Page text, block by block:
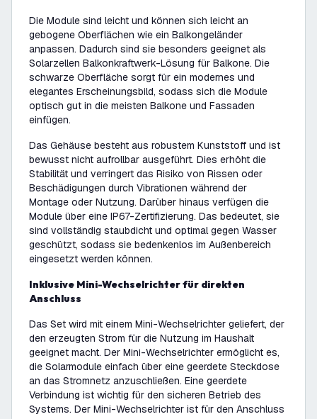
Die Module sind leicht und können sich leicht an
gebogene Oberflächen wie ein Balkongeländer
anpassen. Dadurch sind sie besonders geeignet als
Solarzellen Balkonkraftwerk-Lösung für Balkone. Die
schwarze Oberfläche sorgt für ein modernes und
elegantes Erscheinungsbild, sodass sich die Module
optisch gut in die meisten Balkone und Fassaden
einfügen.
Das Gehäuse besteht aus robustem Kunststoff und ist
bewusst nicht aufrollbar ausgeführt. Dies erhöht die
Stabilität und verringert das Risiko von Rissen oder
Beschädigungen durch Vibrationen während der
Montage oder Nutzung. Darüber hinaus verfügen die
Module über eine IP67-Zertifizierung. Das bedeutet, sie
sind vollständig staubdicht und optimal gegen Wasser
geschützt, sodass sie bedenkenlos im Außenbereich
eingesetzt werden können.
Inklusive Mini-Wechselrichter für direkten
Anschluss
Das Set wird mit einem Mini-Wechselrichter geliefert, der
den erzeugten Strom für die Nutzung im Haushalt
geeignet macht. Der Mini-Wechselrichter ermöglicht es,
die Solarmodule einfach über eine geerdete Steckdose
an das Stromnetz anzuschließen. Eine geerdete
Verbindung ist wichtig für den sicheren Betrieb des
Systems. Der Mini-Wechselrichter ist für den Anschluss